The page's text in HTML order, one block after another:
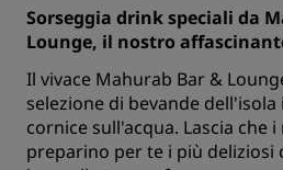
Sorseggia drink speciali da
Lounge, il nostro
Il vivace Mahurab Bar &
selezione di bevande
cornice sull'acqua. Lascia che
preparino per te i più deliziosi